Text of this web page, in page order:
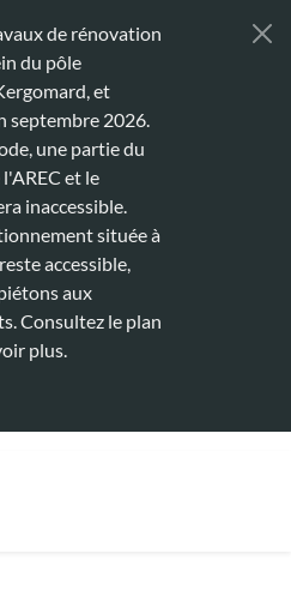
de rénovation
du pôle
et
septembre 2026.
une partie du
et le
inaccessible.
située à
accessible,
aux
Consultez le plan
plus.